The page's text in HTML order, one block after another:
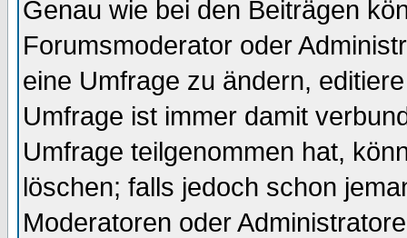
Genau wie bei den Beiträgen
Forumsmoderator oder
eine Umfrage zu ändern,
Umfrage ist immer damit
Umfrage teilgenommen hat,
löschen; falls jedoch schon
Moderatoren oder